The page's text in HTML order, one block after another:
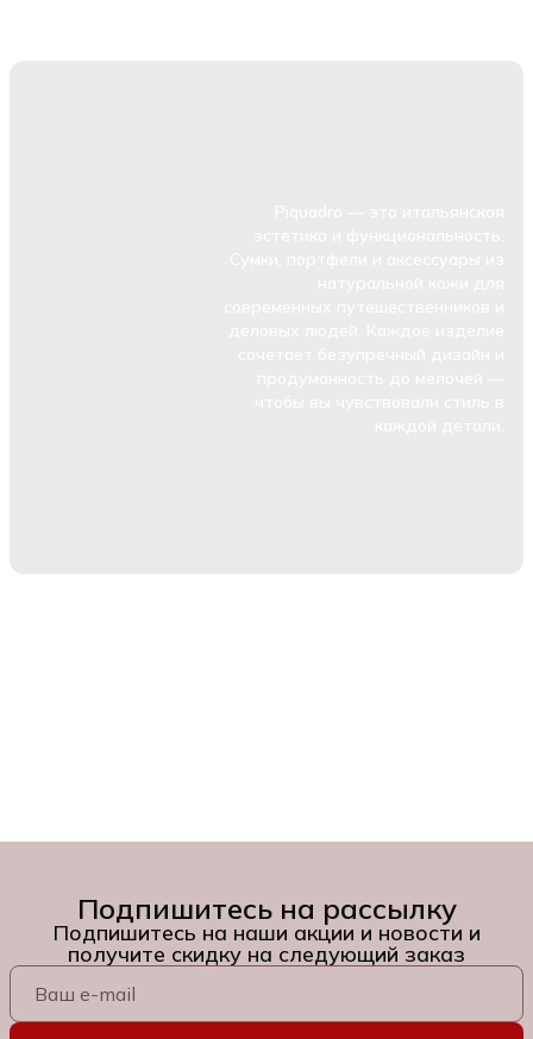
Подпишитесь на рассылку
Подпишитесь на наши акции и новости и
получите скидку на следующий заказ